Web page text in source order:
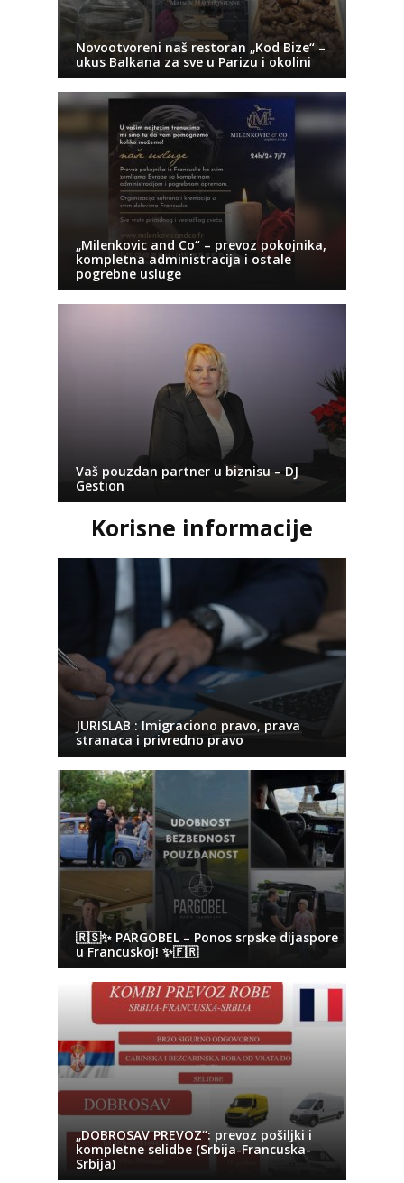
Novootvoreni naš restoran „Kod Bize“ –
ukus Balkana za sve u Parizu i okolini
„Milenkovic and Co“ – prevoz pokojnika,
kompletna administracija i ostale
pogrebne usluge
Vaš pouzdan partner u biznisu – DJ
Gestion
Korisne informacije
JURISLAB : Imigraciono pravo, prava
stranaca i privredno pravo
🇷🇸✨ PARGOBEL – Ponos srpske dijaspore
u Francuskoj! ✨🇫🇷
„DOBROSAV PREVOZ“: prevoz pošiljki i
kompletne selidbe (Srbija-Francuska-
Srbija)